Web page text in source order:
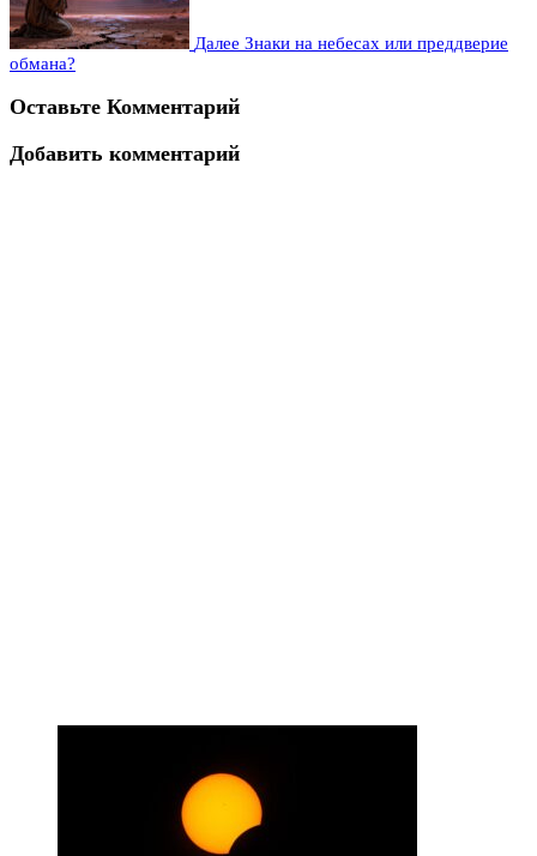
Далее Знаки на небесах или преддверие
обмана?
Оставьте Комментарий
Добавить комментарий